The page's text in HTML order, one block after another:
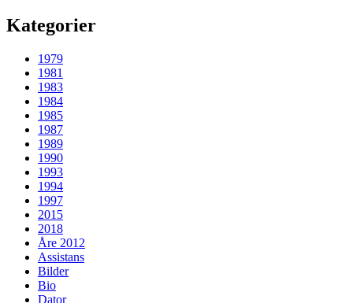
Kategorier
1979
1981
1983
1984
1985
1987
1989
1990
1993
1994
1997
2015
2018
Åre 2012
Assistans
Bilder
Bio
Dator